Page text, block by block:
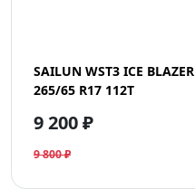
SAILUN WST3 ICE BLAZER
265/65 R17 112T
9 200 ₽
9 800 ₽